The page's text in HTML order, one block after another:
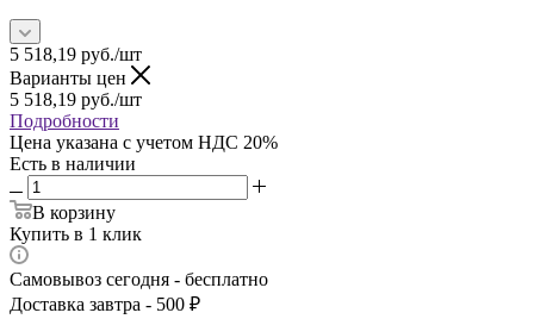
5 518,19 руб./шт
Варианты цен
5 518,19 руб./шт
Подробности
Цена указана с учетом НДС 20%
Есть в наличии
В корзину
Купить в 1 клик
Самовывоз сегодня - бесплатно
Доставка завтра - 500 ₽